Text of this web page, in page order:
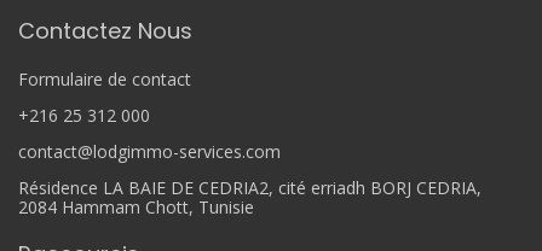
Contactez Nous
Formulaire de contact
+216 25 312 000
contact@lodgimmo-services.com
Résidence LA BAIE DE CEDRIA2, cité erriadh BORJ CEDRIA,
2084 Hammam Chott, Tunisie